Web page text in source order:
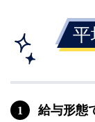
1 給与形態
関内
本厚木